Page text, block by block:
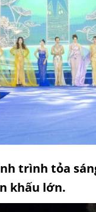
trình tỏa
khấu lớn.